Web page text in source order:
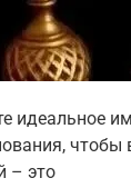
идеальное
чтобы
– это